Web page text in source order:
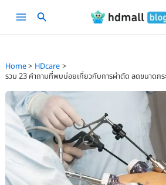
Main
Home
HDcare
รวม 23 คำถามที่พบบ่อยเกี่ยวกับการผ่าตัด ลดขนาดกร